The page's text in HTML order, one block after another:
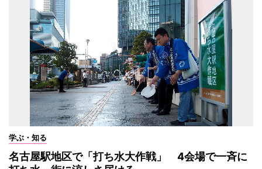
学ぶ・知る
名古屋駅地区で「打ち水大作戦」 4会場で一斉に